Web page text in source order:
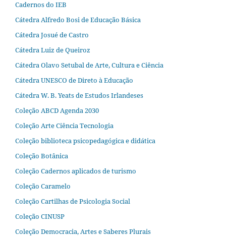
Cadernos do IEB
Cátedra Alfredo Bosi de Educação Básica
Cátedra Josué de Castro
Cátedra Luiz de Queiroz
Cátedra Olavo Setubal de Arte, Cultura e Ciência
Cátedra UNESCO de Direto à Educação
Cátedra W. B. Yeats de Estudos Irlandeses
Coleção ABCD Agenda 2030
Coleção Arte Ciência Tecnologia
Coleção biblioteca psicopedagógica e didática
Coleção Botânica
Coleção Cadernos aplicados de turismo
Coleção Caramelo
Coleção Cartilhas de Psicologia Social
Coleção CINUSP
Coleção Democracia, Artes e Saberes Plurais